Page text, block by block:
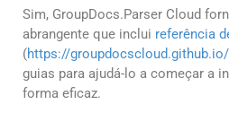
Sim, GroupDocs.Parser Cloud
abrangente que inclui referência
(https://
guias para ajudá-lo a começar a
forma eficaz.